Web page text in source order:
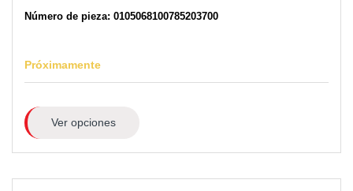
Número de pieza: 0105068100785203700
Próximamente
Ver opciones